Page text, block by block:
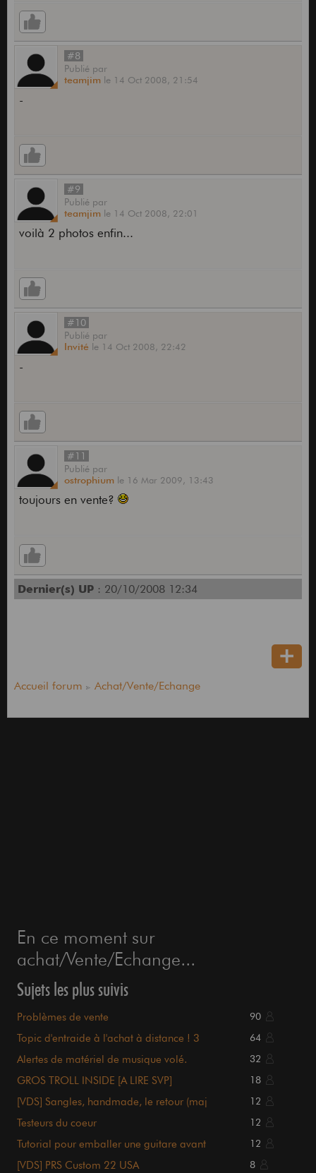
#8
Publié par
teamjim le 14 Oct 2008, 21:54
-
#9
Publié par
teamjim le 14 Oct 2008, 22:01
voilà 2 photos enfin...
#10
Publié par
Invité le 14 Oct 2008, 22:42
-
#11
Publié par
ostrophium le 16 Mar 2009, 13:43
toujours en vente?
Dernier(s) UP: 20/10/2008 12:34
Accueil forum Achat/Vente/Echange
En ce moment sur
achat/Vente/Echange...
Sujets les plus suivis
Problèmes de vente 90
Topic d'entraide à l'achat à distance ! 3
64
Alertes de matériel de musique volé. 32
GROS TROLL INSIDE [A LIRE SVP] 18
[VDS] Sangles, handmade, le retour (maj
12
Testeurs du coeur 12
Tutorial pour emballer une guitare avant
12
[VDS] PRS Custom 22 USA 8